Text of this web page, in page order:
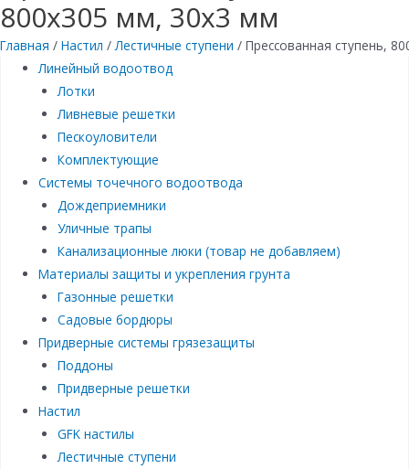
800х305 мм, 30х3 мм
Главная / Настил /Лестичные ступени / Прессованная ступень,
Линейный водоотвод
Лотки
Ливневые решетки
Пескоуловители
Комплектующие
Системы точечного водоотвода
Дождеприемники
Уличные трапы
Канализационные люки (товар не добавляем)
Материалы защиты и укрепления грунта
Газонные решетки
Садовые бордюры
Придверные системы грязезащиты
Поддоны
Придверные решетки
Настил
GFK настилы
Лестичные ступени